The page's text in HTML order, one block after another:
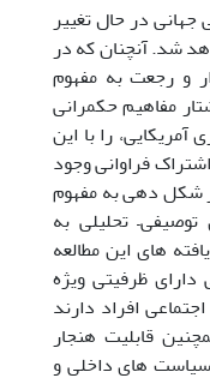
جهانی در حال تغییر
شد. آنچنان که در
و رجعت به مفهوم
مفاهیم حکمرانی
آمریکایی، را با این
فراوانی وجود
در شکل دهی به مفهوم
توصیفی– تحلیلی به
های این مطالعه
ظرفیتی ویژه
افراد دارند
قابلیت هنجار
سیاست های داخلی و